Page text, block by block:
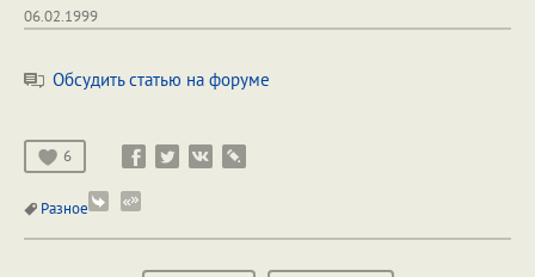
06.02.1999
Обсудить статью на форуме
6
Разное